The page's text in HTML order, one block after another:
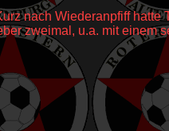
nach Wiederanpfiff hatte
zweimal, u.a. mit einem